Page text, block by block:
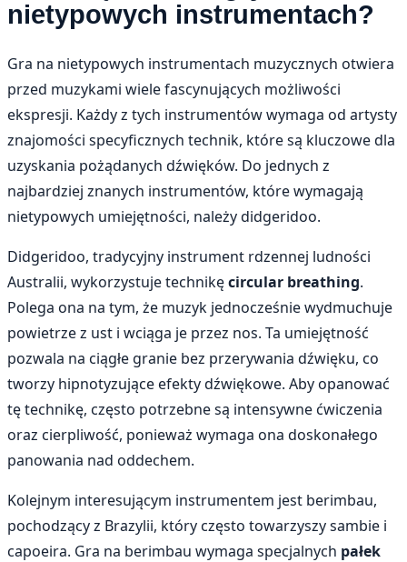
nietypowych instrumentach?
Gra na nietypowych instrumentach muzycznych otwiera
przed muzykami wiele fascynujących możliwości
ekspresji. Każdy z tych instrumentów wymaga od artysty
znajomości specyficznych technik, które są kluczowe dla
uzyskania pożądanych dźwięków. Do jednych z
najbardziej znanych instrumentów, które wymagają
nietypowych umiejętności, należy didgeridoo.
Didgeridoo, tradycyjny instrument rdzennej ludności
Australii, wykorzystuje technikęcircular breathing.
Polega ona na tym, że muzyk jednocześnie wydmuchuje
powietrze z ust i wciąga je przez nos. Ta umiejętność
pozwala na ciągłe granie bez przerywania dźwięku, co
tworzy hipnotyzujące efekty dźwiękowe. Aby opanować
tę technikę, często potrzebne są intensywne ćwiczenia
oraz cierpliwość, ponieważ wymaga ona doskonałego
panowania nad oddechem.
Kolejnym interesującym instrumentem jest berimbau,
pochodzący z Brazylii, który często towarzyszy sambie i
capoeira. Gra na berimbau wymaga specjalnych pałek